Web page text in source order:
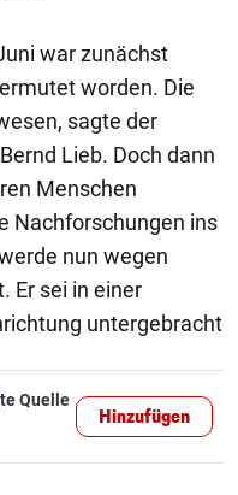
war zunächst
worden. Die
sagte der
Lieb. Doch dann
Menschen
Nachforschungen ins
nun wegen
Er sei in einer
untergebracht
Quelle
Hinzufügen